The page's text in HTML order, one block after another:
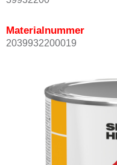
Materialnummer
2039932200019